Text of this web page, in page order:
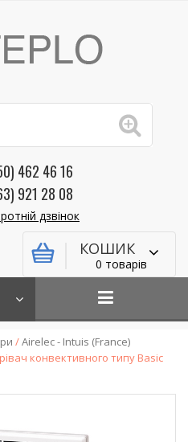
462 46 16
921 28 08
дзвінок
КОШИК
0 товарів
/Airelec - Intuis (France)
конвективного типу Basic